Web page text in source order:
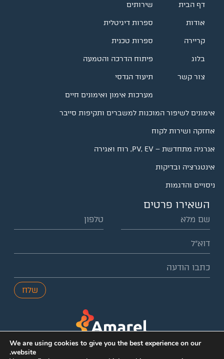
דף הבית
אודות
קריירה
בלוג
צור קשר
שירותים
ספרות דיגיטלית
ספרות טכנית
פיתוח הדרכה והטמעה
תיעוד הנדסי
מערכות אימון ואימונים חיים
אימונים לשיפור המוכנות למשברים ותקיפות סייבר
אחזקה ושירות לקוח
אנרגיה מתחדשת – PV, EV, רוח ואגירה
אינטגרציה ובדיקות
ניסויים והדגמות
השאירו פרטים
שלח
We are using cookies to give you the best experience on our
website.